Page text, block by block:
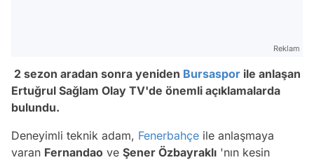
Reklam
2 sezon aradan sonra yeniden Bursaspor ile anlaşan
Ertuğrul Sağlam Olay TV'de önemli açıklamalarda
bulundu.
Deneyimli teknik adam, Fenerbahçe ile anlaşmaya
varan Fernandao ve Şener Özbayraklı 'nın kesin